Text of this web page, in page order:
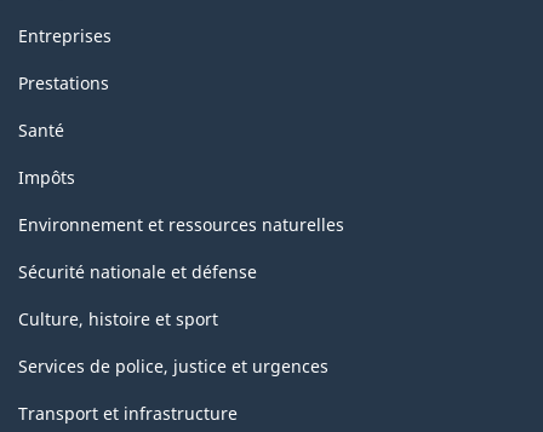
Entreprises
Prestations
Santé
Impôts
Environnement et ressources naturelles
Sécurité nationale et défense
Culture, histoire et sport
Services de police, justice et urgences
Transport et infrastructure